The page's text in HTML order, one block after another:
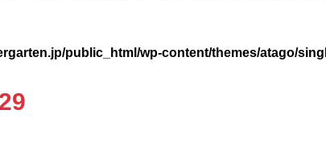
public_html/wp-content/themes/atago/